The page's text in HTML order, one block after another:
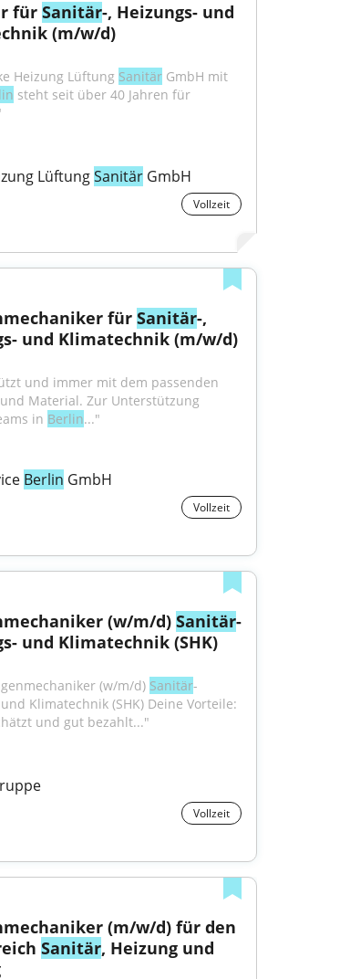
für Sanitär-, Heizungs- und
(m/w/d)
Heizung Lüftung Sanitär GmbH mit
steht seit über 40 Jahren für
Lüftung Sanitär GmbH
Vollzeit
für Sanitär-,
und Klimatechnik (m/w/d)
und immer mit dem passenden
Material. Zur Unterstützung
in Berlin..."
Berlin GmbH
Vollzeit
(w/m/d) Sanitär-
und Klimatechnik (SHK)
(w/m/d) Sanitär-
Klimatechnik (SHK) Deine Vorteile:
und gut bezahlt..."
Vollzeit
(m/w/d) für den
Sanitär, Heizung und